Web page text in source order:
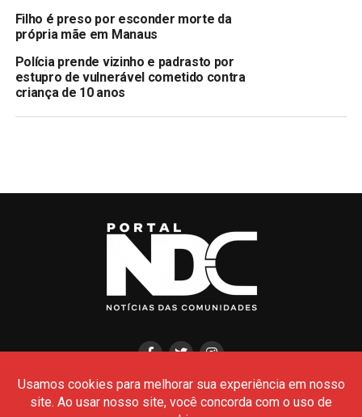
Filho é preso por esconder morte da
própria mãe em Manaus
Polícia prende vizinho e padrasto por
estupro de vulnerável cometido contra
criança de 10 anos
HOME POLÍCIA POLÍTICA
AMAZONAS